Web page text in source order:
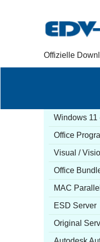
Offizielle
Windows 11
Office
Visual /
Office
MAC
ESD Server
Original